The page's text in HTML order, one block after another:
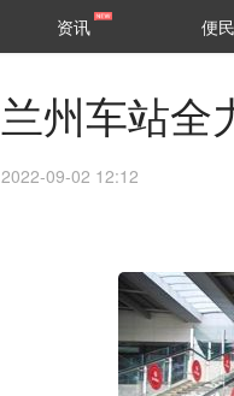
区县
资讯 便民
兰州车站全
2022-09-02 12:12